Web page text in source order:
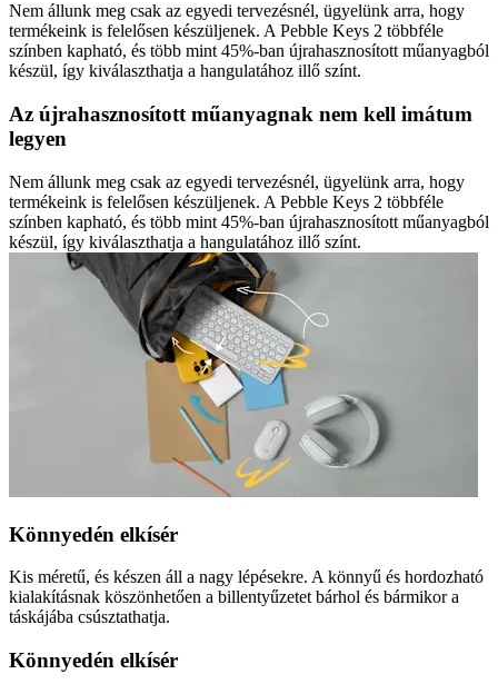
Nem állunk meg csak az egyedi tervezésnél, ügyelünk arra, hogy
termékeink is felelősen készüljenek. A Pebble Keys 2 többféle
színben kapható, és több mint 45%-ban újrahasznosított műanyagból
készül, így kiválaszthatja a hangulatához illő színt.
Az újrahasznosított műanyagnak nem kell imátum
legyen
Nem állunk meg csak az egyedi tervezésnél, ügyelünk arra, hogy
termékeink is felelősen készüljenek. A Pebble Keys 2 többféle
színben kapható, és több mint 45%-ban újrahasznosított műanyagból
készül, így kiválaszthatja a hangulatához illő színt.
Könnyedén elkísér
Kis méretű, és készen áll a nagy lépésekre. A könnyű és hordozható
kialakításnak köszönhetően a billentyűzetet bárhol és bármikor a
táskájába csúsztathatja.
Könnyedén elkísér